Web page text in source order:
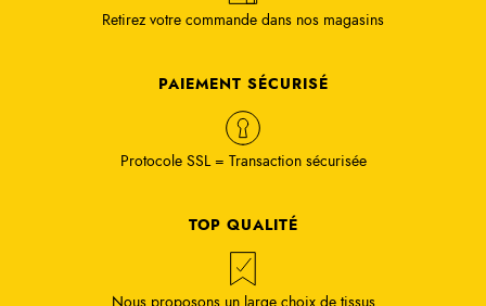
Retirez votre commande dans nos magasins
PAIEMENT SÉCURISÉ
Protocole SSL = Transaction sécurisée
TOP QUALITÉ